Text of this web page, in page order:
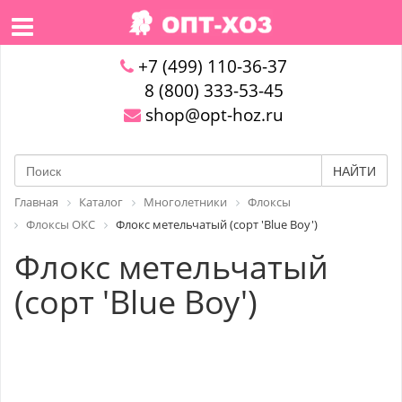
+7 (499) 110-36-37
8 (800) 333-53-45
shop@opt-hoz.ru
НАЙТИ
Главная Каталог Многолетники
Флоксы
Флоксы ОКС
Флокс метельчатый (сорт 'Blue Boy')
Флокс метельчатый
(сорт 'Blue Boy')